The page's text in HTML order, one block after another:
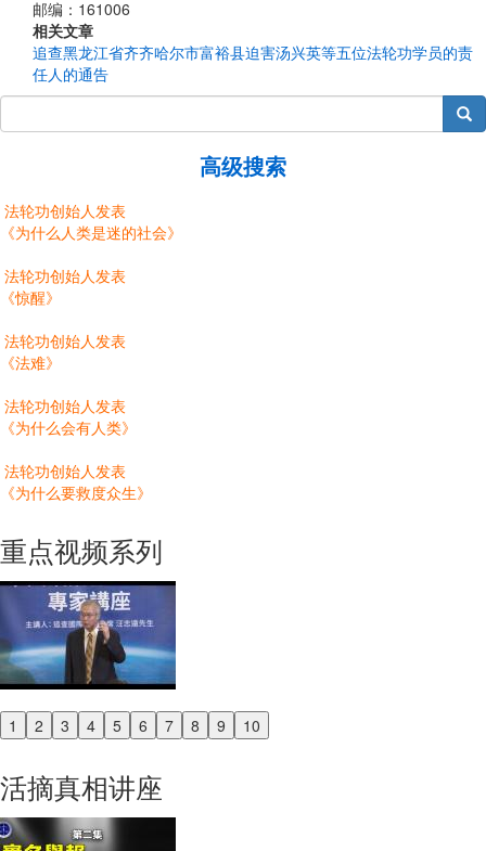
邮编：161006
相关文章
追查黑龙江省齐齐哈尔市富裕县迫害汤兴英等五位法轮功学员的责
任人的通告
搜索
高级搜索
法轮功创始人发表
《为什么人类是迷的社会》
法轮功创始人发表
《惊醒》
法轮功创始人发表
《法难》
法轮功创始人发表
《为什么会有人类》
法轮功创始人发表
《为什么要救度众生》
重点视频系列
1 2 3 4 5 6 7 8 9 10
Previous
活摘真相讲座